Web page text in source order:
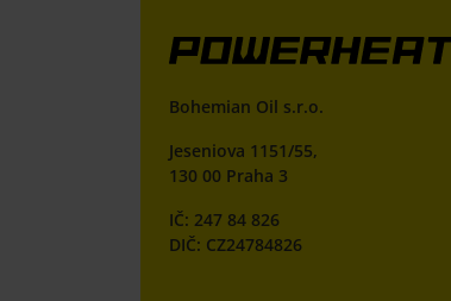
Bohemian Oil s.r.o.
Jeseniova 1151/55,
130 00 Praha 3
IČ: 247 84 826
DIČ: CZ24784826